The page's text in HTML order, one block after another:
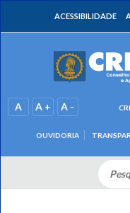
ACESSIBILIDADE
A A + A -
OUVIDORIA